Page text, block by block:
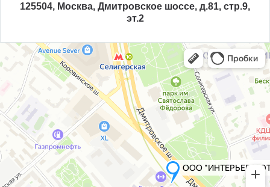
125504, Москва, Дмитровское шоссе, д.81, стр.9,
эт.2